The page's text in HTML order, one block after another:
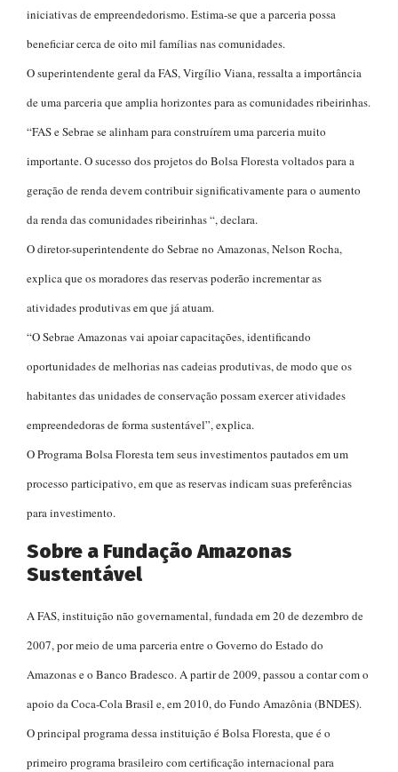
iniciativas de empreendedorismo. Estima-se que a parceria possa
beneficiar cerca de oito mil famílias nas comunidades.
O superintendente geral da FAS, Virgílio Viana, ressalta a importância
de uma parceria que amplia horizontes para as comunidades ribeirinhas.
“FAS e Sebrae se alinham para construírem uma parceria muito
importante. O sucesso dos projetos do Bolsa Floresta voltados para a
geração de renda devem contribuir significativamente para o aumento
da renda das comunidades ribeirinhas “, declara.
O diretor-superintendente do Sebrae no Amazonas, Nelson Rocha,
explica que os moradores das reservas poderão incrementar as
atividades produtivas em que já atuam.
“O Sebrae Amazonas vai apoiar capacitações, identificando
oportunidades de melhorias nas cadeias produtivas, de modo que os
habitantes das unidades de conservação possam exercer atividades
empreendedoras de forma sustentável”, explica.
O Programa Bolsa Floresta tem seus investimentos pautados em um
processo participativo, em que as reservas indicam suas preferências
para investimento.
Sobre a Fundação Amazonas
Sustentável
A FAS, instituição não governamental, fundada em 20 de dezembro de
2007, por meio de uma parceria entre o Governo do Estado do
Amazonas e o Banco Bradesco. A partir de 2009, passou a contar com o
apoio da Coca-Cola Brasil e, em 2010, do Fundo Amazônia (BNDES).
O principal programa dessa instituição é Bolsa Floresta, que é o
primeiro programa brasileiro com certificação internacional para